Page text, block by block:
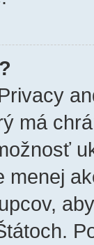
má
menej